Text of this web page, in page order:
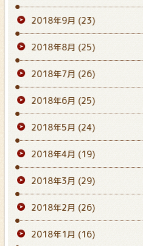
2018年9月 (23)
2018年8月 (25)
2018年7月 (26)
2018年6月 (25)
2018年5月 (24)
2018年4月 (19)
2018年3月 (29)
2018年2月 (26)
2018年1月 (16)